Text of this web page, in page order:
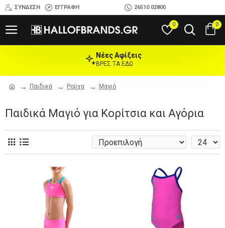
ΣΎΝΔΕΣΗ ΕΓΓΡΑΦΉ 26510 02800
0 0
Παιδικά Ρούχα Μαγιό
Νέες Αφίξεις
ΒΡΕΣ ΤΑ ΕΔΩ
Παιδικά Μαγιό για Κορίτσια και Αγόρια